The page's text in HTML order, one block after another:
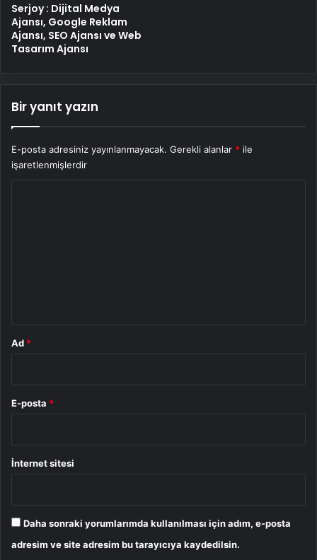
Serjoy : Dijital Medya
Ajansı, Google Reklam
Ajansı, SEO Ajansı ve Web
Tasarım Ajansı
Bir yanıt yazın
E-posta adresiniz yayınlanmayacak. Gerekli alanlar * ile
işaretlenmişlerdir
Ad *
E-posta *
İnternet sitesi
Daha sonraki yorumlarımda kullanılması için adım, e-posta
adresim ve site adresim bu tarayıcıya kaydedilsin.